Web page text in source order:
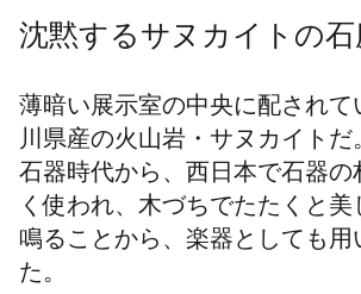
沈黙するサヌカイトの石
薄暗い展示室の中央に配されて
川県産の火山岩・サヌカイトだ
石器時代から、西日本で石器の
く使われ、木づちでたたくと
鳴ることから、楽器としても用
た。